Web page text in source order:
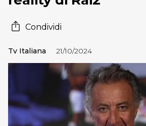
Condividi
Tv Italiana 21/10/2024